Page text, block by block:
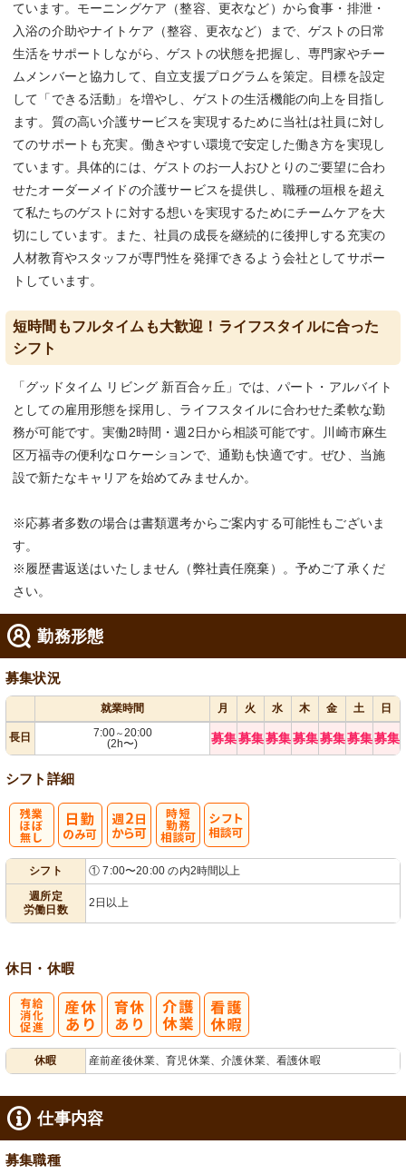
ています。モーニングケア（整容、更衣など）から食事・排泄・
入浴の介助やナイトケア（整容、更衣など）まで、ゲストの日常
生活をサポートしながら、ゲストの状態を把握し、専門家やチー
ムメンバーと協力して、自立支援プログラムを策定。目標を設定
して「できる活動」を増やし、ゲストの生活機能の向上を目指し
ます。質の高い介護サービスを実現するために当社は社員に対し
てのサポートも充実。働きやすい環境で安定した働き方を実現し
ています。具体的には、ゲストのお一人おひとりのご要望に合わ
せたオーダーメイドの介護サービスを提供し、職種の垣根を超え
て私たちのゲストに対する想いを実現するためにチームケアを大
切にしています。また、社員の成長を継続的に後押しする充実の
人材教育やスタッフが専門性を発揮できるよう会社としてサポー
トしています。
短時間もフルタイムも大歓迎！ライフスタイルに合った
シフト
「グッドタイム リビング 新百合ヶ丘」では、パート・アルバイト
としての雇用形態を採用し、ライフスタイルに合わせた柔軟な勤
務が可能です。実働2時間・週2日から相談可能です。川崎市麻生
区万福寺の便利なロケーションで、通勤も快適です。ぜひ、当施
設で新たなキャリアを始めてみませんか。
※応募者多数の場合は書類選考からご案内する可能性もございま
す。
※履歴書返送はいたしません（弊社責任廃棄）。予めご了承くだ
さい。
勤務形態
募集状況
就業時間 月 火 水 木 金 土 日
長日 7:00～20:00
(2h〜)
募集募集募集募集募集募集募集
シフト詳細
シフト
① 7:00〜20:00 の内2時間以上
週所定
労働日数
2日以上
休日・休暇
休暇 産前産後休業、育児休業、介護休業、看護休暇
仕事内容
募集職種